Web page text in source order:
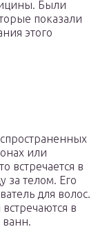
Были
показали
этого
или
встречается в
за телом. Его
для волос.
в
ванн.